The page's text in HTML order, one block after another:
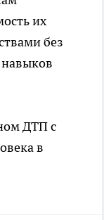
их
без
ДТП с
в